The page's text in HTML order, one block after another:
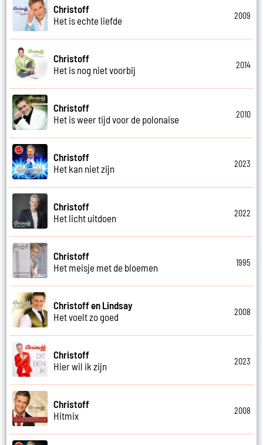
Christoff
Het is echte liefde
2009
Christoff
Het is nog niet voorbij
2014
Christoff
Het is weer tijd voor de polonaise
2010
Christoff
Het kan niet zijn
2023
Christoff
Het licht uitdoen
2022
Christoff
Het meisje met de bloemen
1995
Christoff en Lindsay
Het voelt zo goed
2008
Christoff
Hier wil ik zijn
2023
Christoff
Hitmix
2008